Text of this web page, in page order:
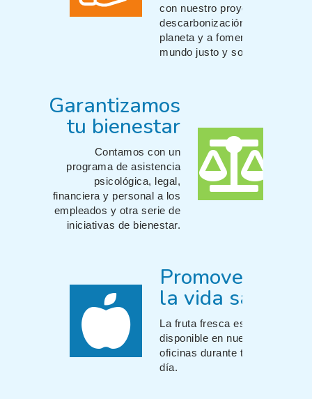
con nuestro proyecto a la
descarbonización del
planeta y a fomentar un
mundo justo y sostenible.
Garantizamos
tu bienestar
Contamos con un
programa de asistencia
psicológica, legal,
financiera y personal a los
empleados y otra serie de
iniciativas de bienestar.
Promovemos
la vida sana
La fruta fresca está
disponible en nuestras
oficinas durante todo el
día.